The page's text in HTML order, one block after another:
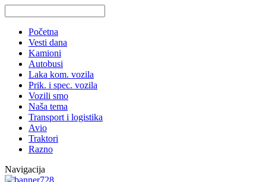
Početna
Vesti dana
Kamioni
Autobusi
Laka kom. vozila
Prik. i spec. vozila
Vozili smo
Naša tema
Transport i logistika
Avio
Traktori
Razno
Navigacija